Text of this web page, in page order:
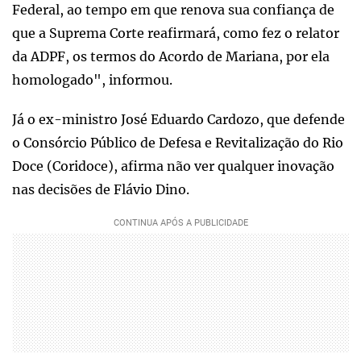
Federal, ao tempo em que renova sua confiança de
que a Suprema Corte reafirmará, como fez o relator
da ADPF, os termos do Acordo de Mariana, por ela
homologado", informou.
Já o ex-ministro José Eduardo Cardozo, que defende
o Consórcio Público de Defesa e Revitalização do Rio
Doce (Coridoce), afirma não ver qualquer inovação
nas decisões de Flávio Dino.